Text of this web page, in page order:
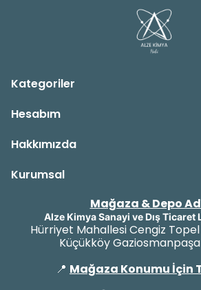
Kategoriler
Hesabım
Hakkımızda
Kurumsal
Mağaza & Depo
Alze Kimya Sanayi ve Dış Ticaret
Hürriyet Mahallesi Cengiz
Küçükköy
📍 Mağaza Konumu İçin